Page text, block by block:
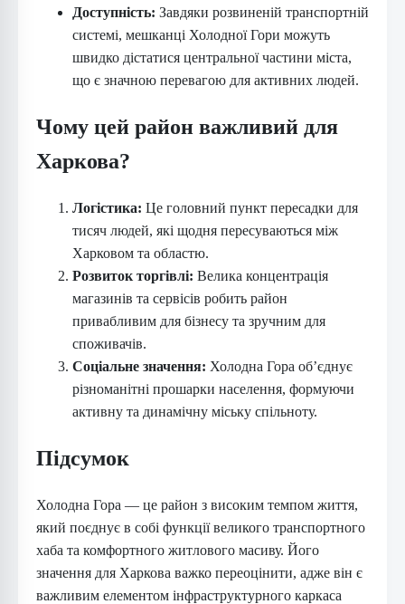
Доступність: Завдяки розвиненій транспортній
системі, мешканці Холодної Гори можуть
швидко дістатися центральної частини міста,
що є значною перевагою для активних людей.
Чому цей район важливий для
Харкова?
Логістика: Це головний пункт пересадки для
тисяч людей, які щодня пересуваються між
Харковом та областю.
Розвиток торгівлі: Велика концентрація
магазинів та сервісів робить район
привабливим для бізнесу та зручним для
споживачів.
Соціальне значення: Холодна Гора об’єднує
різноманітні прошарки населення, формуючи
активну та динамічну міську спільноту.
Підсумок
Холодна Гора — це район з високим темпом життя,
який поєднує в собі функції великого транспортного
хаба та комфортного житлового масиву. Його
значення для Харкова важко переоцінити, адже він є
важливим елементом інфраструктурного каркаса